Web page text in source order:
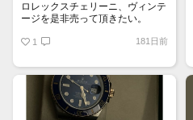
ロレックスチェリーニ、ヴィンテ
ージを是非売って頂きたい。
1 181日前